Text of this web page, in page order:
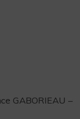
GABORIEAU –